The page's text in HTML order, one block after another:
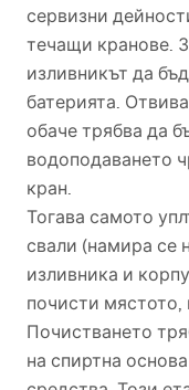
сервизни
течащи кранове.
изливникът да
батерията.
обаче трябва да
водоподаването
кран.
Тогава самото
свали (намира се
изливника и
почисти мястото,
Почистването
на спиртна